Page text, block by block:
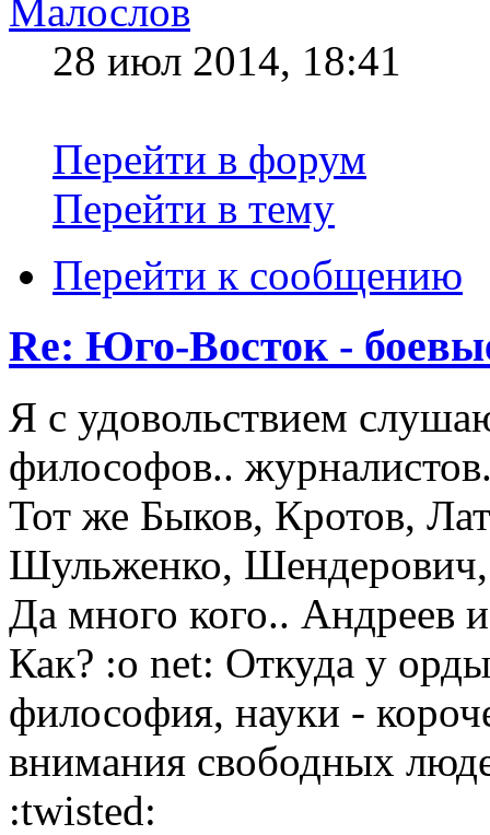
Малослов
28 июл 2014, 18:41
Перейти в форум
Перейти в тему
Перейти к сообщению
Re: Юго-Восток -
Я с удовольствием
философов..
Тот же Быков, Кротов,
Шульженко,
Да много кого.. Андреев
Как? :o net: Откуда у
философия, науки -
внимания свободных
:twisted: